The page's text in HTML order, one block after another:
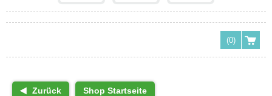
(0)
Zurück Shop Startseite